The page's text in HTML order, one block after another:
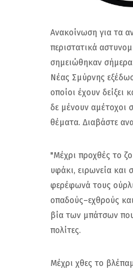
Ανακοίνωση για τα
περιστατικά
σημειώθηκαν
Νέας Σμύρνης
οποίοι έχουν δείξει
δε μένουν αμέτοχοι
θέματα. Διαβάστε
"Μέχρι προχθές το
υφάκι, ειρωνεία και
φερέφωνά τους
οπαδούς–εχθρούς
βία των μπάτσων
πολίτες.
Μέχρι χθες το